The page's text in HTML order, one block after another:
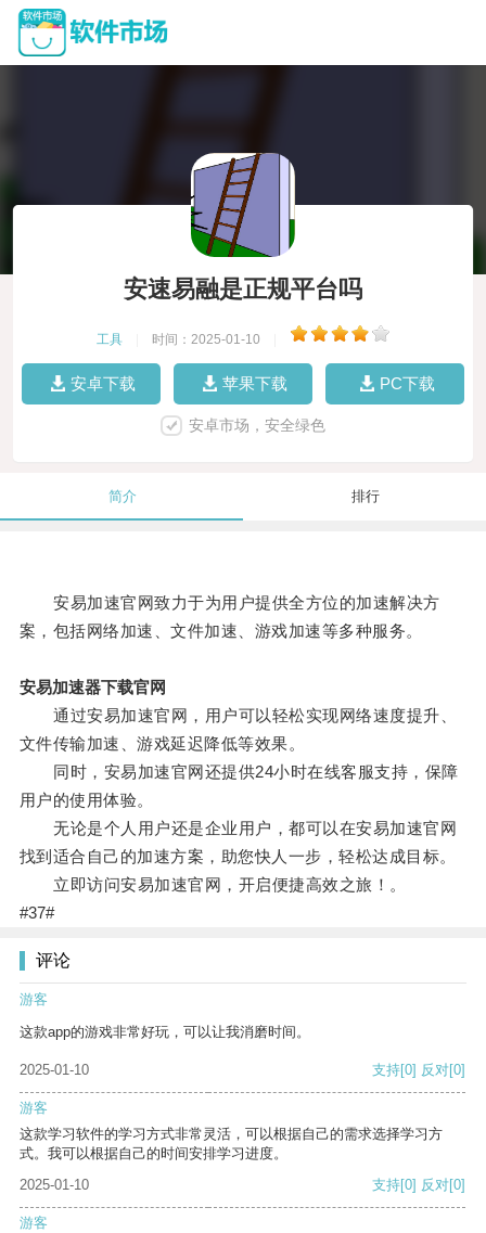
安速易融是正规平台吗
工具 时间：2025-01-10
安卓下载 苹果下载 PC下载
安卓市场，安全绿色
简介 排行
安易加速官网致力于为用户提供全方位的加速解决方
案，包括网络加速、文件加速、游戏加速等多种服务。
安易加速器下载官网
通过安易加速官网，用户可以轻松实现网络速度提升、
文件传输加速、游戏延迟降低等效果。
同时，安易加速官网还提供24小时在线客服支持，保障
用户的使用体验。
无论是个人用户还是企业用户，都可以在安易加速官网
找到适合自己的加速方案，助您快人一步，轻松达成目标。
立即访问安易加速官网，开启便捷高效之旅！。
#37#
评论
游客
这款app的游戏非常好玩，可以让我消磨时间。
2025-01-10 支持[0] 反对[0]
游客
这款学习软件的学习方式非常灵活，可以根据自己的需求选择学习方
式。我可以根据自己的时间安排学习进度。
2025-01-10
支持[0] 反对[0]
游客